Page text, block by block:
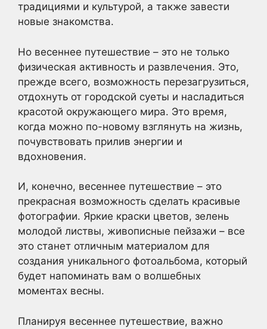
традициями и культурой, а также завести
новые знакомства.
Но весеннее путешествие – это не только
физическая активность и развлечения. Это,
прежде всего, возможность перезагрузиться,
отдохнуть от городской суеты и насладиться
красотой окружающего мира. Это время,
когда можно по-новому взглянуть на жизнь,
почувствовать прилив энергии и
вдохновения.
И, конечно, весеннее путешествие – это
прекрасная возможность сделать красивые
фотографии. Яркие краски цветов, зелень
молодой листвы, живописные пейзажи – все
это станет отличным материалом для
создания уникального фотоальбома, который
будет напоминать вам о волшебных
моментах весны.
Планируя весеннее путешествие, важно